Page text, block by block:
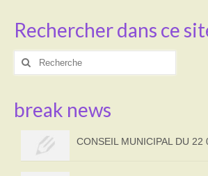
Rechercher dans ce
Rechercher
break news
CONSEIL MUNICIPAL DU 22